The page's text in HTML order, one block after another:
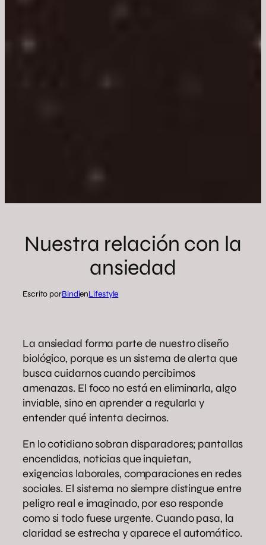
Nuestra relación con la
ansiedad
Escrito porBindienLifestyle
La ansiedad forma parte de nuestro diseño
biológico, porque es un sistema de alerta que
busca cuidarnos cuando percibimos
amenazas. El foco no está en eliminarla, algo
inviable, sino en aprender a regularla y
entender qué intenta decirnos.
En lo cotidiano sobran disparadores; pantallas
encendidas, noticias que inquietan,
exigencias laborales, comparaciones en redes
sociales. El sistema no siempre distingue entre
peligro real e imaginado, por eso responde
como si todo fuese urgente. Cuando pasa, la
claridad se estrecha y aparece el automático.